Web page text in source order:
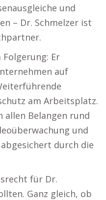
und
– Dr. Schmelzer ist
Er
auf
am Arbeitsplatz.
allen Belangen rund
und
durch die
für Dr.
Ganz gleich, ob